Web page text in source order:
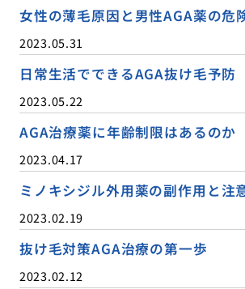
女性の薄毛原因と男性AGA薬の危
2023.05.31
日常生活でできるAGA抜け毛予防
2023.05.22
AGA治療薬に年齢制限はあるのか
2023.04.17
ミノキシジル外用薬の副作用と注
2023.02.19
抜け毛対策AGA治療の第一歩
2023.02.12